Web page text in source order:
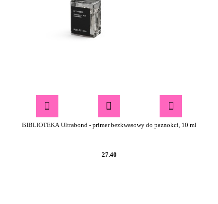
BIBLIOTEKA Ultrabond - primer bezkwasowy do paznokci, 10 ml
27.40